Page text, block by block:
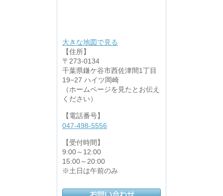
大きな地図で見る
【住所】
〒273-0134
千葉県鎌ケ谷市西佐津間1丁目
19−27 ハイツ岡崎
（ホームページを見たとお伝え
ください）
【電話番号】
047-498-5556
【受付時間】
9:00～12:00
15:00～20:00
※土日は午前のみ